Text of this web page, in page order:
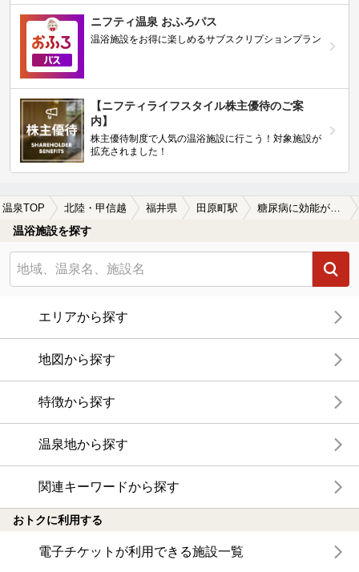
ニフティ温泉 おふろパス
温浴施設をお得に楽しめるサブスクリプションプラン
【ニフティライフスタイル株主優待のご案
内】
株主優待制度で人気の温浴施設に行こう！対象施設が
拡充されました！
温泉TOP 北陸・甲信越 福井県 田原町駅 糖尿病に効能がある田原町駅近くの温泉、日帰り温泉、スーパー銭湯おすすめ
温浴施設を探す
エリアから探す
地図から探す
特徴から探す
温泉地から探す
関連キーワードから探す
おトクに利用する
電子チケットが利用できる施設一覧